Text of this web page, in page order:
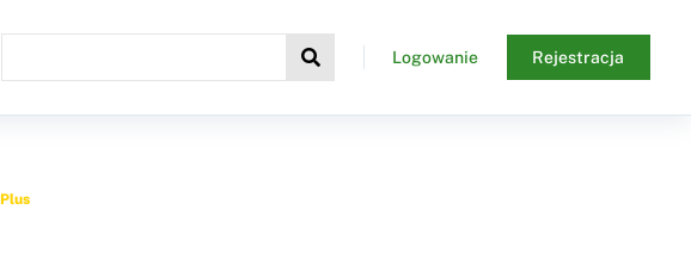
Logowanie Rejestracja